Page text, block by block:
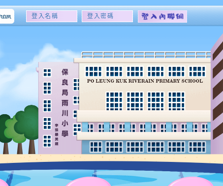
登
名
稱
登
密
碼